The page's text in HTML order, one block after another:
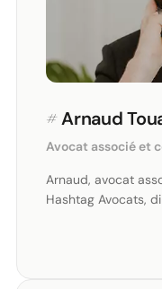
#Arnaud
Avocat associé et
Arnaud, avocat
Hashtag Avocats,